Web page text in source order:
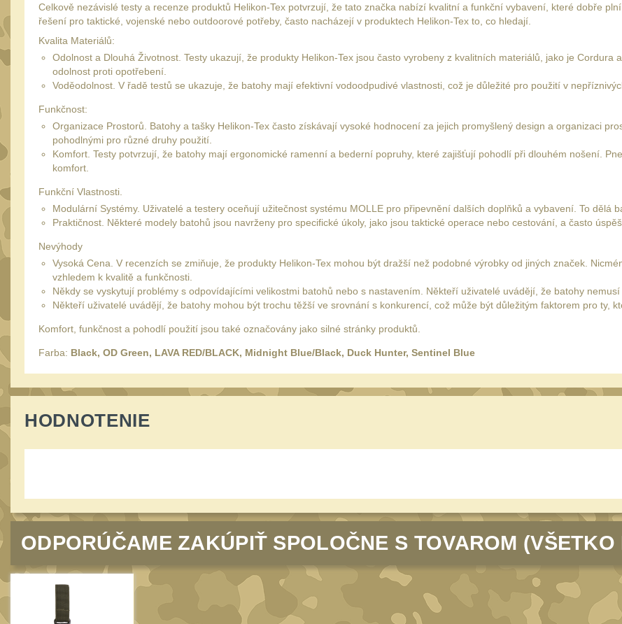
Celkově nezávislé testy a recenze produktů Helikon-Tex potvrzují, že tato značka nabízí kvalitní a funkční vybavení, které dobře
řešení pro taktické, vojenské nebo outdoorové potřeby, často nacházejí v produktech Helikon-Tex to, co hledají.
Kvalita Materiálů:
Odolnost a Dlouhá Životnost. Testy ukazují, že produkty Helikon-Tex jsou často vyrobeny z kvalitních materiálů, jako je
odolnost proti opotřebení.
Voděodolnost. V řadě testů se ukazuje, že batohy mají efektivní vodoodpudivé vlastnosti, což je důležité pro použití v
Funkčnost:
Organizace Prostorů. Batohy a tašky Helikon-Tex často získávají vysoké hodnocení za jejich promyšlený design a organizaci
pohodlnými pro různé druhy použití.
Komfort. Testy potvrzují, že batohy mají ergonomické ramenní a bederní popruhy, které zajišťují pohodlí při dlouhém nošení.
komfort.
Funkční Vlastnosti.
Modulární Systémy. Uživatelé a testery oceňují užitečnost systému MOLLE pro připevnění dalších doplňků a vybavení. To dělá
Praktičnost. Některé modely batohů jsou navrženy pro specifické úkoly, jako jsou taktické operace nebo cestování, a často
Nevýhody
Vysoká Cena. V recenzích se zmiňuje, že produkty Helikon-Tex mohou být dražší než podobné výrobky od jiných značek.
vzhledem k kvalitě a funkčnosti.
Někdy se vyskytují problémy s odpovídajícími velikostmi batohů nebo s nastavením. Někteří uživatelé uvádějí, že batohy
Někteří uživatelé uvádějí, že batohy mohou být trochu těžší ve srovnání s konkurencí, což může být důležitým faktorem pro ty,
Komfort, funkčnost a pohodlí použití jsou také označovány jako silné stránky produktů.
Farba: Black, OD Green, LAVA RED/BLACK, Midnight Blue/Black, Duck Hunter, Sentinel Blue
HODNOTENIE
ODPORÚČAME ZAKÚPIŤ SPOLOČNE S TOVAROM